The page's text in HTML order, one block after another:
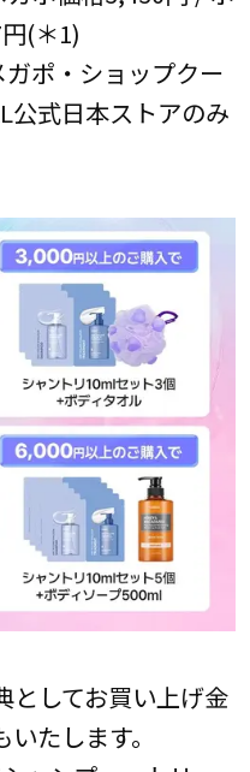
(＊1)
ポ・ショップクー
公式日本ストアのみ
としてお買い上げ金
たします。